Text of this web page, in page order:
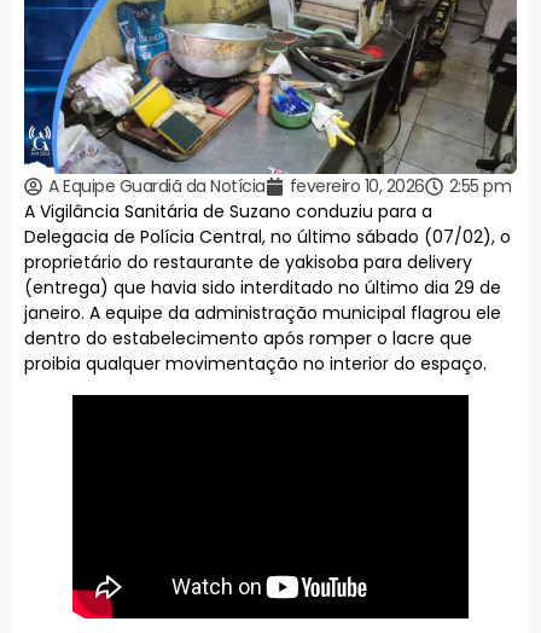
A Equipe Guardiã da Notícia fevereiro 10, 2026
2:55 pm
A Vigilância Sanitária de Suzano conduziu para a
Delegacia de Polícia Central, no último sábado (07/02), o
proprietário do restaurante de yakisoba para delivery
(entrega) que havia sido interditado no último dia 29 de
janeiro. A equipe da administração municipal flagrou ele
dentro do estabelecimento após romper o lacre que
proibia qualquer movimentação no interior do espaço.